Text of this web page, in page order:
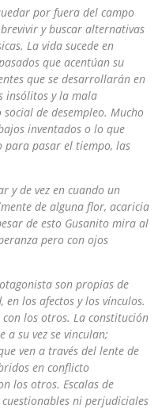
por fuera del campo
y buscar alternativas
La vida sucede en
que acentúan su
que se desarrollarán en
insólitos y la mala
de desempleo. Mucho
inventados o lo que
para pasar el tiempo, las
y de vez en cuando un
de alguna flor, acaricia
de esto Gusanito mira al
pero con ojos
son propias de
los afectos y los vínculos.
los otros. La constitución
a su vez se vinculan;
ven a través del lente de
en conflicto
los otros. Escalas de
ni perjudiciales